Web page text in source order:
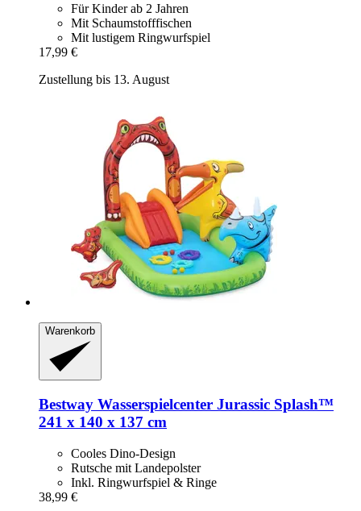
Für Kinder ab 2 Jahren
Mit Schaumstofffischen
Mit lustigem Ringwurfspiel
17,99 €
Zustellung bis 13. August
Warenkorb
Bestway Wasserspielcenter Jurassic Splash™
241 x 140 x 137 cm
Cooles Dino-Design
Rutsche mit Landepolster
Inkl. Ringwurfspiel & Ringe
38,99 €